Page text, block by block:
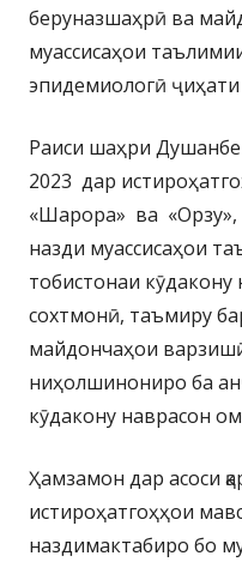
беруназшаҳрӣ ва
муассисаҳои
эпидемиологӣ
Раиси шаҳри
2023 дар
«Шарора» ва
назди муассисаҳои
тобистонаи
сохтмонӣ, таъмиру
майдончаҳои
ниҳолшинониро ба
кӯдакону наврасон
Ҳамзамон дар асоси
истироҳатгоҳҳои
наздимактабиро бо